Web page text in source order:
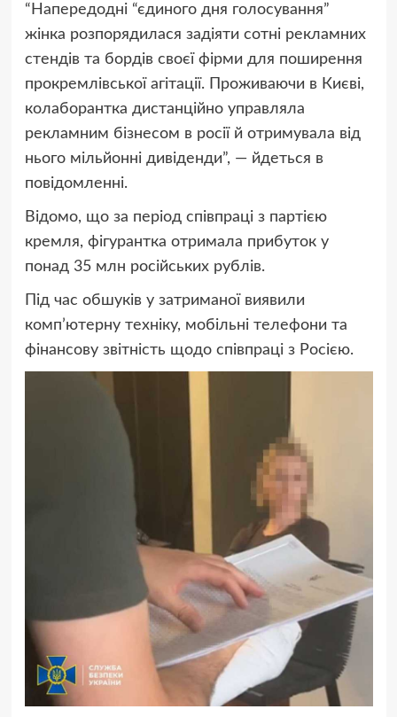
“ Напередодні “єдиного дня голосування”
жінка розпорядилася задіяти сотні рекламних
стендів та бордів своєї фірми для поширення
прокремлівської агітації. Проживаючи в Києві,
колаборантка дистанційно управляла
рекламним бізнесом в росії й отримувала від
нього мільйонні дивіденди”, — йдеться в
повідомленні.
Відомо, що за період співпраці з партією
кремля, фігурантка отримала прибуток у
понад 35 млн російських рублів.
Під час обшуків у затриманої виявили
комп’ютерну техніку, мобільні телефони та
фінансову звітність щодо співпраці з Росією.